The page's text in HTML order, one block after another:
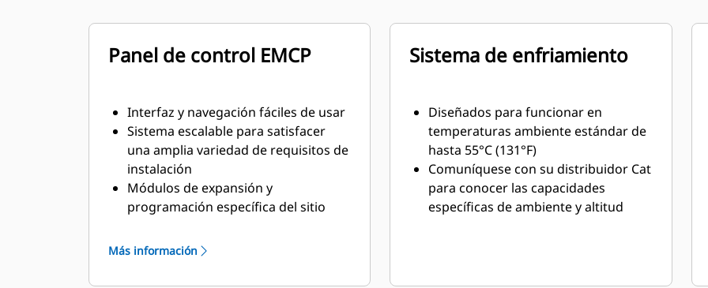
Panel de control EMCP
Interfaz y navegación fáciles de usar
Sistema escalable para satisfacer
una amplia variedad de requisitos de
instalación
Módulos de expansión y
programación específica del sitio
del cliente
Más información
Sistema de enfriamiento
Diseñados para funcionar en
temperaturas ambiente estándar de
hasta 55°C (131°F)
Comuníquese con su distribuidor Cat
para conocer las capacidades
específicas de ambiente y altitud